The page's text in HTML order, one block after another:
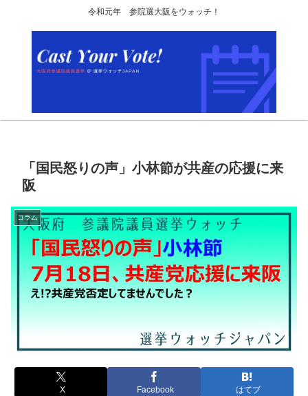
令和元年 参院選大阪をウォッチ！
「国民怒りの声」小林節が共産の応援に来
阪
コラム
X Facebook はてブ